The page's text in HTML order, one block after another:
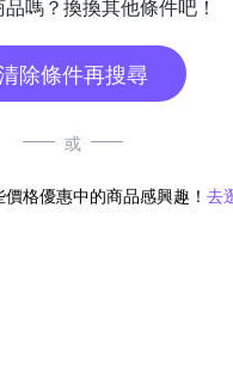
嗎？換換其他條件吧！
除條件再搜尋
或
格優惠中的商品感興趣！ 去